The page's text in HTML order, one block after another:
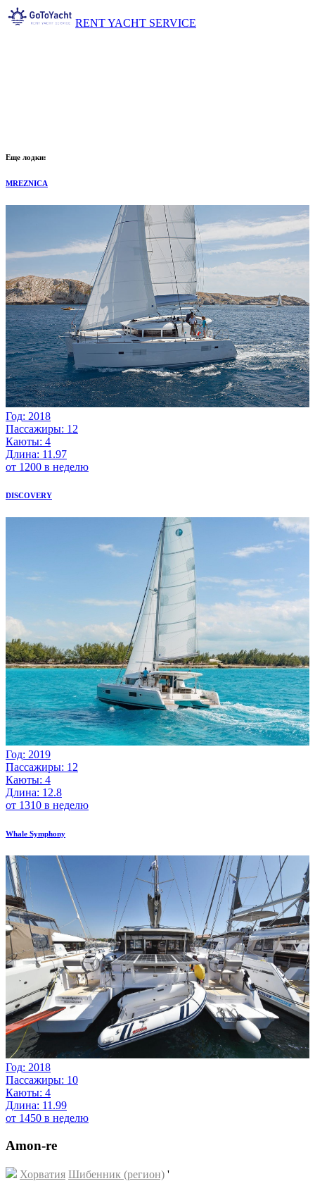
RENT YACHT SERVICE
Еще лодки:
MREZNICA
Год: 2018
Пассажиры: 12
Каюты: 4
Длина: 11.97
от 1200 в неделю
DISCOVERY
Год: 2019
Пассажиры: 12
Каюты: 4
Длина: 12.8
от 1310 в неделю
Whale Symphony
Год: 2018
Пассажиры: 10
Каюты: 4
Длина: 11.99
от 1450 в неделю
Amon-re
Хорватия Шибенник (регион) '